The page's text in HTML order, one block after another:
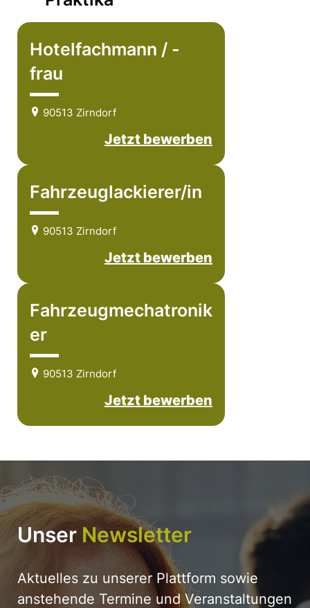
Hotelfachmann / -
frau
90513 Zirndorf
Jetzt bewerben
Fahrzeuglackierer/in
90513 Zirndorf
Jetzt bewerben
Fahrzeugmechatronik
er
90513 Zirndorf
Jetzt bewerben
Unser Newsletter
Aktuelles zu unserer Plattform sowie
anstehende Termine und Veranstaltungen